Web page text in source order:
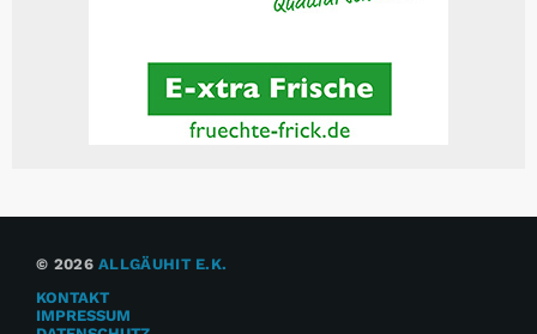
© 2026ALLGÄUHIT E.K.
KONTAKT
IMPRESSUM